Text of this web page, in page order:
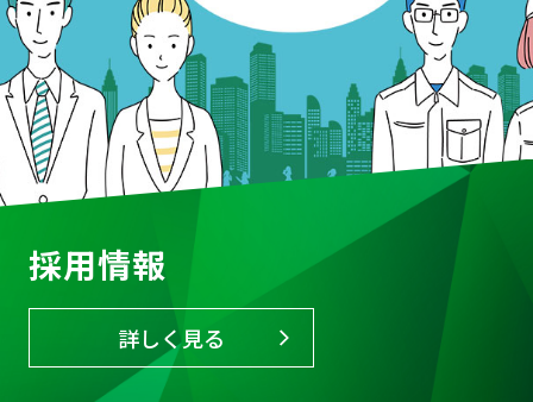
採用情報
詳しく見る